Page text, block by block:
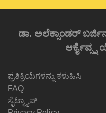
ಡಾ. ಅಲೆಕ್ಸಾಂಡರ್
ಪ್ರತಿಕ್ರಿಯೆಗಳನ್ನು ಕಳುಹಿಸಿ
FAQ
ಸೈಟ್ಮ್ಯಾಪ್